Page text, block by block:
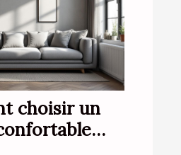
choisir un